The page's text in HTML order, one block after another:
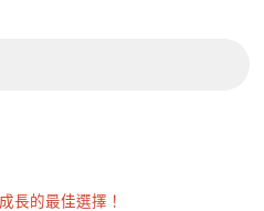
長的最佳選擇！